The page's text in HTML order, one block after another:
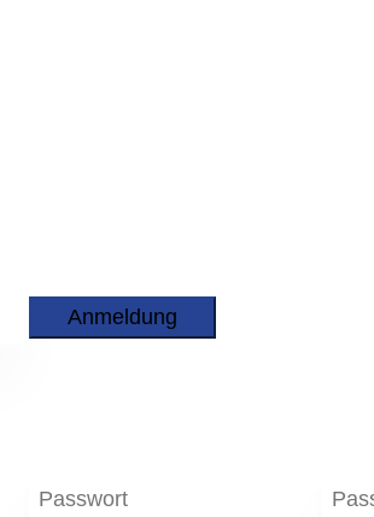
Anmeldung